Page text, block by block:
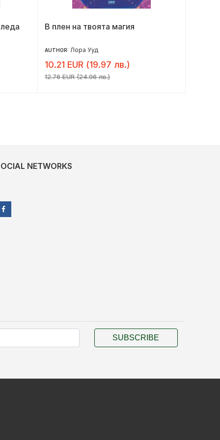
В плен на твоята магия
AUTHOR: Лора Ууд
10.21 EUR (19.97 лв.)
12.76 EUR (24.96 лв.)
NETWORKS
SUBSCRIBE